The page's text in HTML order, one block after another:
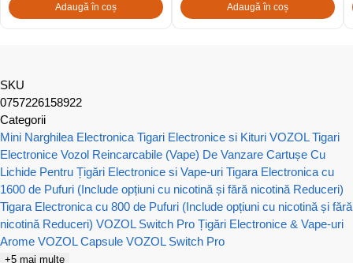
Adaugă în coș Adaugă în coș
SKU
0757226158922
Categorii
Mini Narghilea Electronica Tigari Electronice si Kituri VOZOL Tigari
Electronice Vozol Reincarcabile (Vape) De Vanzare Cartușe Cu
Lichide Pentru Țigări Electronice si Vape-uri Tigara Electronica cu
1600 de Pufuri (Include opțiuni cu nicotină și fără nicotină Reduceri)
Tigara Electronica cu 800 de Pufuri (Include opțiuni cu nicotină și fără
nicotină Reduceri) VOZOL Switch Pro Țigări Electronice & Vape-uri
Arome VOZOL Capsule VOZOL Switch Pro
+5 mai multe